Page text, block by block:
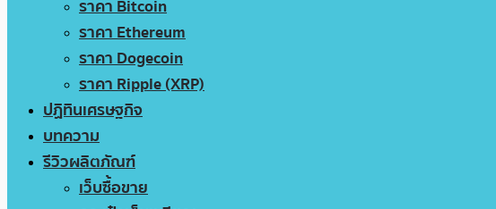
ราคา Bitcoin
ราคา Ethereum
ราคา Dogecoin
ราคา Ripple (XRP)
ปฏิทินเศรษฐกิจ
บทความ
รีวิวผลิตภัณฑ์
เว็บซื้อขาย